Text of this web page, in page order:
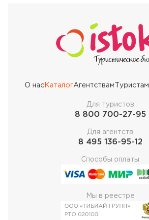
О насКаталогАгентствам Туристам
Для туристов
8 800 700-27-95
Для агентств
8 495 136-95-12
Способы оплаты
Мы в реестре